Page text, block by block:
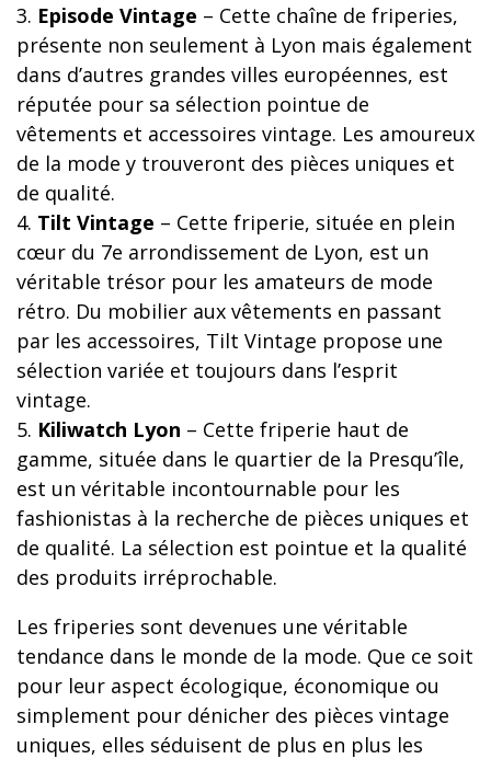
3. Episode Vintage – Cette chaîne de friperies,
présente non seulement à Lyon mais également
dans d’autres grandes villes européennes, est
réputée pour sa sélection pointue de
vêtements et accessoires vintage. Les amoureux
de la mode y trouveront des pièces uniques et
de qualité.
4. Tilt Vintage – Cette friperie, située en plein
cœur du 7e arrondissement de Lyon, est un
véritable trésor pour les amateurs de mode
rétro. Du mobilier aux vêtements en passant
par les accessoires, Tilt Vintage propose une
sélection variée et toujours dans l’esprit
vintage.
5. Kiliwatch Lyon – Cette friperie haut de
gamme, située dans le quartier de la Presqu’île,
est un véritable incontournable pour les
fashionistas à la recherche de pièces uniques et
de qualité. La sélection est pointue et la qualité
des produits irréprochable.
Les friperies sont devenues une véritable
tendance dans le monde de la mode. Que ce soit
pour leur aspect écologique, économique ou
simplement pour dénicher des pièces vintage
uniques, elles séduisent de plus en plus les